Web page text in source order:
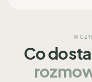
W
Co